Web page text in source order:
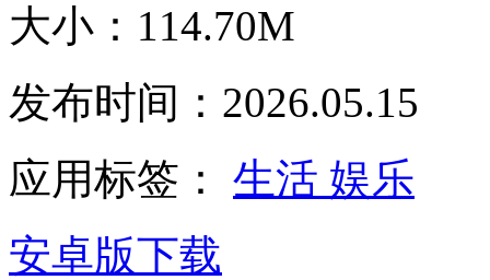
大小：114.70M
发布时间：2026.05.15
应用标签： 生活 娱乐
安卓版下载